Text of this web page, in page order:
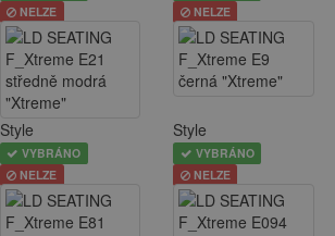
NELZE
NELZE
Style
VYBRÁNO
NELZE
Style
VYBRÁNO
NELZE